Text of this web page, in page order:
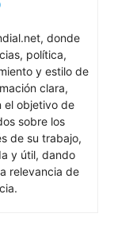
donde
política,
y estilo de
clara,
el objetivo de
sobre los
de su trabajo,
y útil, dando
relevancia de